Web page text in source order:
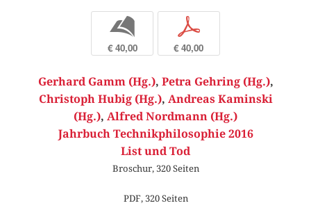
b
€ 40,00
p
€ 40,00
Gerhard Gamm (Hg.), Petra Gehring (Hg.),
Christoph Hubig (Hg.), Andreas Kaminski
(Hg.), Alfred Nordmann (Hg.)
Jahrbuch Technikphilosophie 2016
List und Tod
Broschur, 320 Seiten
PDF, 320 Seiten